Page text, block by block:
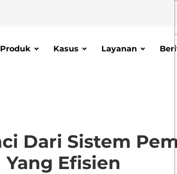
Produk Kasus Layanan
Dari Sistem
Yang Efisien